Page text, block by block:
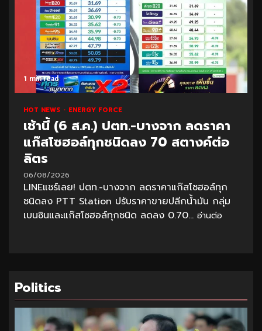
1 min read
HOT NEWS ENERGY FORCE
เช้านี้ (6 ส.ค.) ปตท.-บางจาก ลดราคา
แก๊สโซฮอล์ทุกชนิดลง 70 สตางค์ต่อ
ลิตร
06/08/2026
LINEแชร์เลย! ปตท.-บางจาก ลดราคาแก๊สโซฮอล์ทุก
ชนิดลง PTT Station ปรับราคาขายปลีกน้ำมัน กลุ่ม
เบนซินและแก๊สโซฮอล์ทุกชนิด ลดลง 0.70... อ่านต่อ
Politics